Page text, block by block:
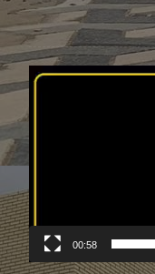
00:58